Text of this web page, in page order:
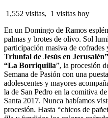
1,552 visitas, 1 visitas hoy
En un Domingo de Ramos
palmas y brotes de olivo. Sol
participación masiva de cofrades
Triunfal de Jesús en Jerusalén”
“La Borriquilla”, la procesión
Semana de Pasión con una
adolescentes y mayores
la de San Pedro en la comitiva
Santa 2017. Nunca habíamos
procesión. Hasta “chicos de